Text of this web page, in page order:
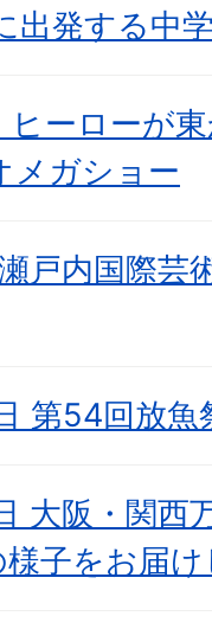
出発する中
ーローが
メガショー
戸内国際芸
第54回放魚
大阪・関西
様子をお届